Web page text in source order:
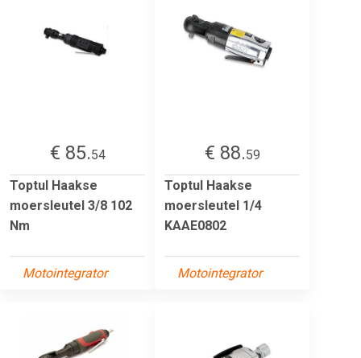
€ 85.54
Toptul Haakse
moersleutel 3/8 102
Nm
Motointegrator
€ 88.59
Toptul Haakse
moersleutel 1/4
KAAE0802
Motointegrator